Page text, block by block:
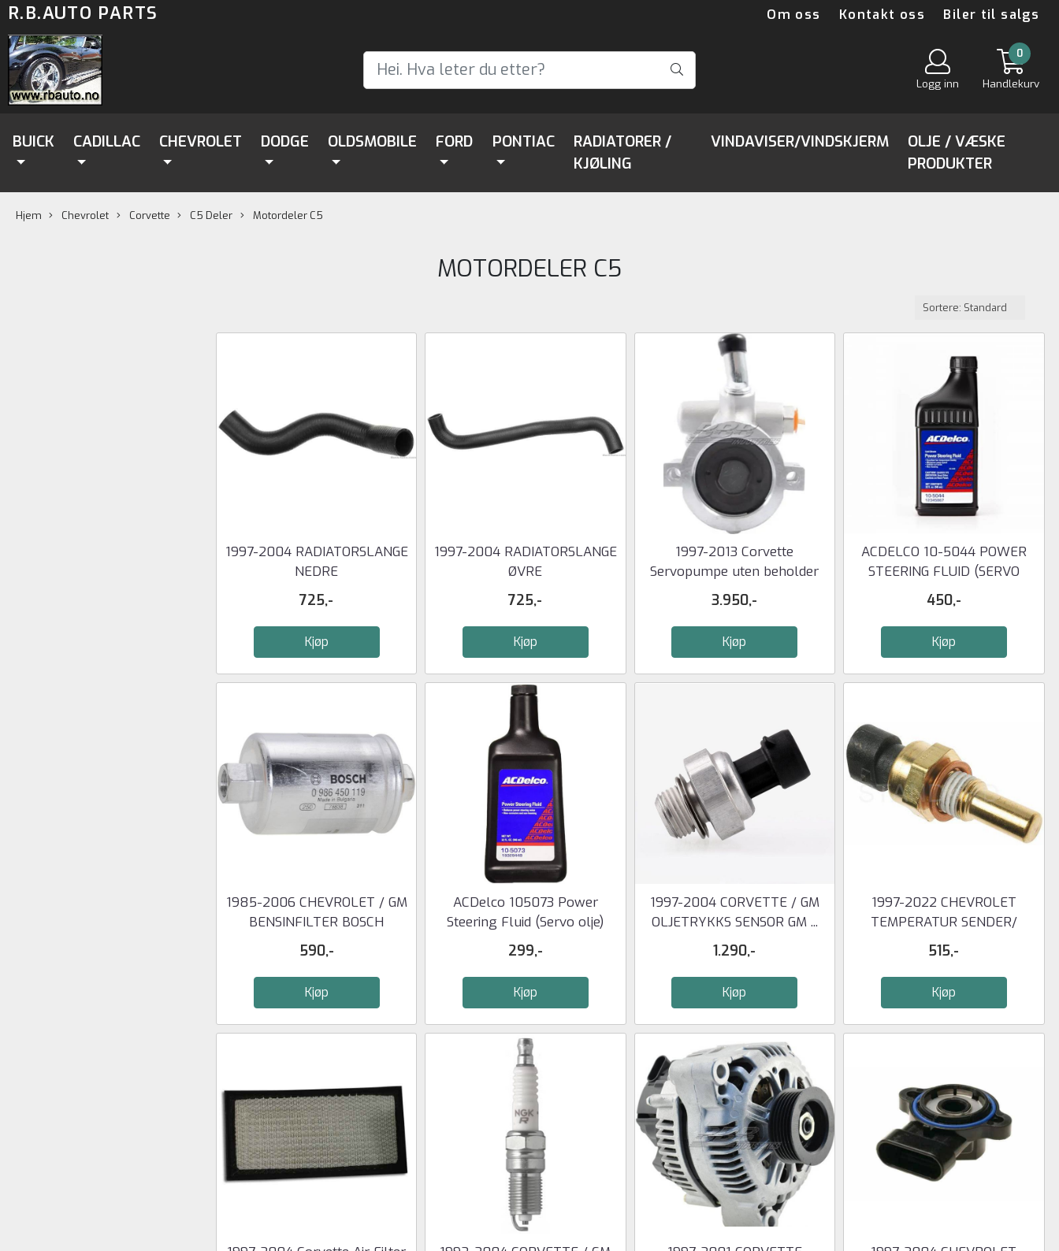
R.B.AUTO PARTS Om oss Kontakt oss Biler til salgs
Logg inn
0
Handlekurv
BUICK CADILLAC CHEVROLET DODGE OLDSMOBILE FORD PONTIAC
RADIATORER /
KJØLING
VINDAVISER/VINDSKJERM
OLJE / VÆSKE
PRODUKTER
Hjem Chevrolet Corvette C5 Deler Motordeler C5
MOTORDELER C5
1997-2004 RADIATORSLANGE
NEDRE
725,-
Kjøp
1997-2004 RADIATORSLANGE
ØVRE
725,-
Kjøp
1997-2013 Corvette
Servopumpe uten beholder
3.950,-
Kjøp
ACDELCO 10-5044 POWER
STEERING FLUID (SERVO
OLJE)
450,-
Kjøp
1985-2006 CHEVROLET / GM
BENSINFILTER BOSCH
590,-
Kjøp
ACDelco 105073 Power
Steering Fluid (Servo olje)
299,-
Kjøp
1997-2004 CORVETTE / GM
OLJETRYKKS SENSOR GM ...
1.290,-
Kjøp
1997-2022 CHEVROLET
TEMPERATUR SENDER/
SENSOR
515,-
Kjøp